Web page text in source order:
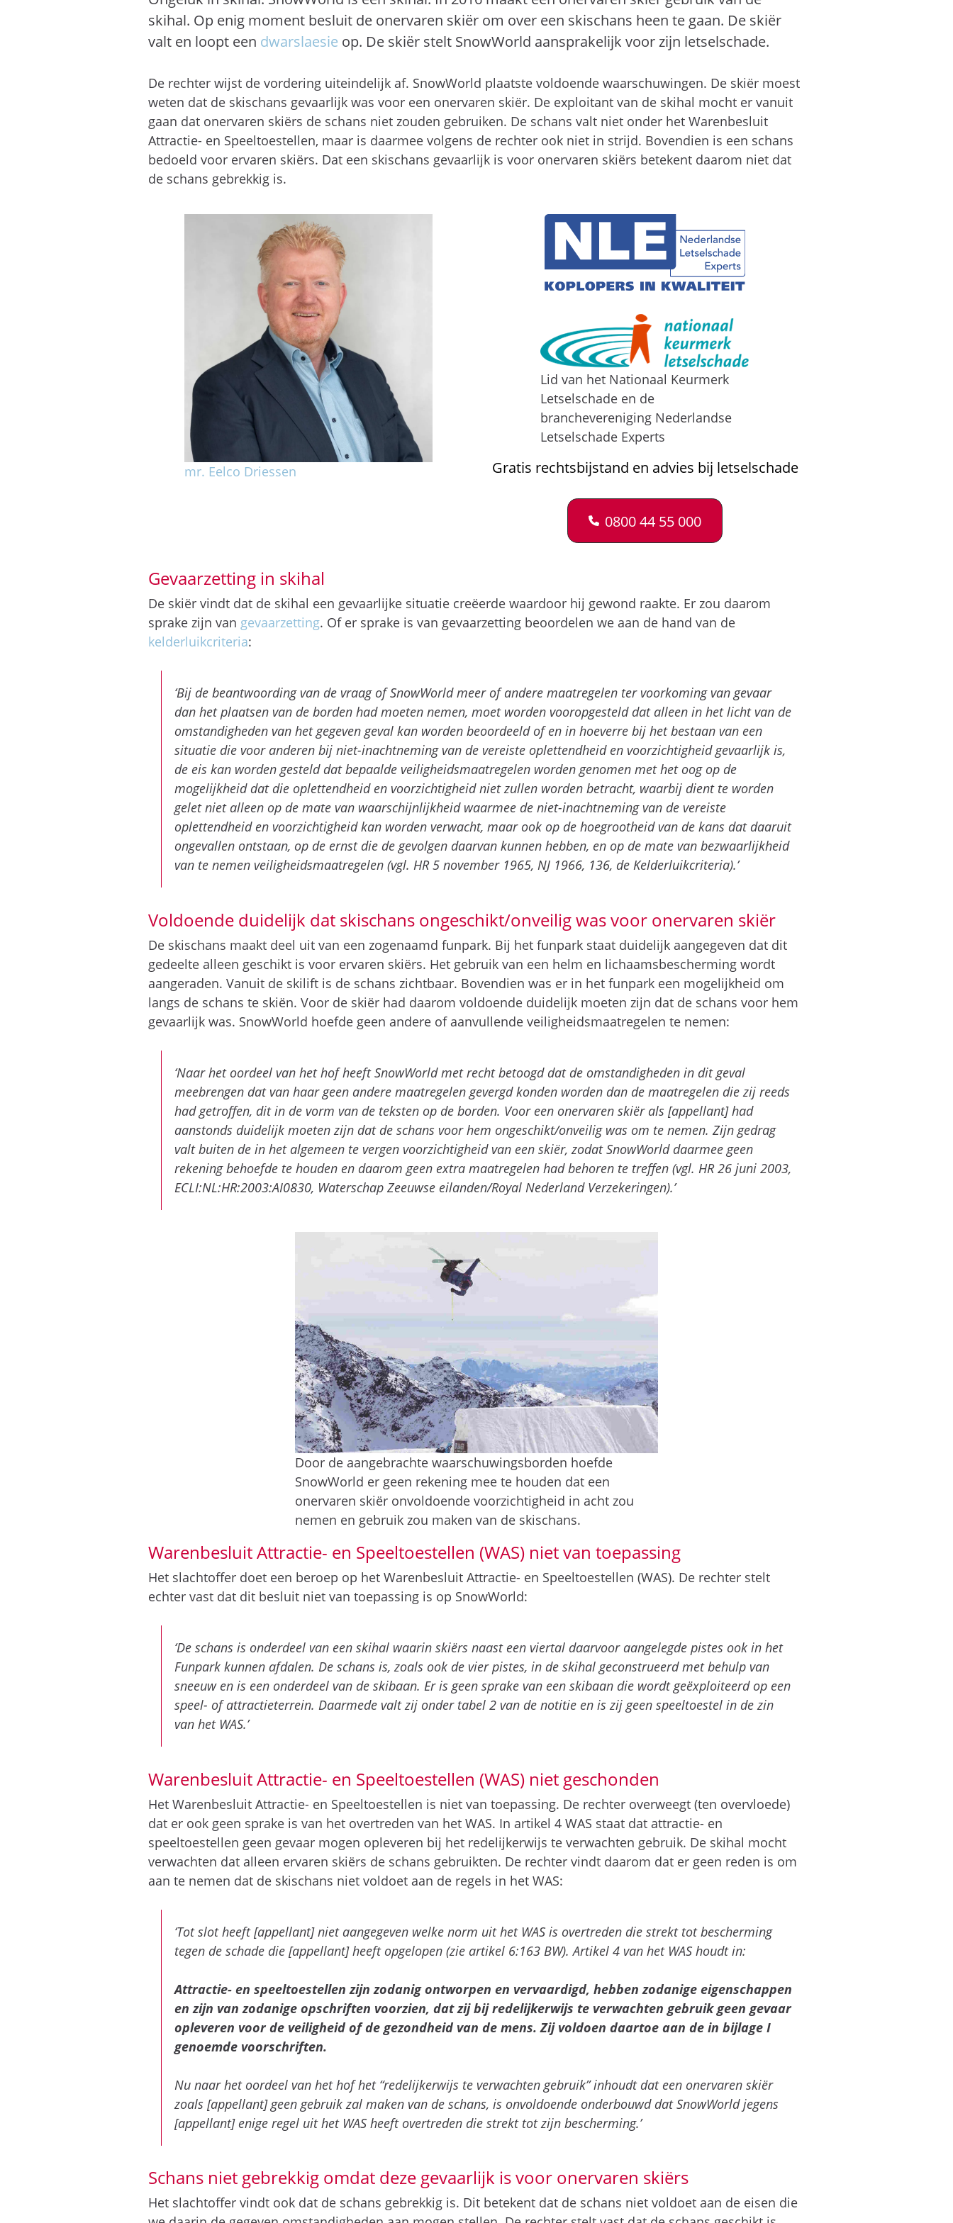
skihal. Op enig moment besluit de onervaren skiër om over een skischans heen te gaan. De skiër
valt en loopt een dwarslaesie op. De skiër stelt SnowWorld aansprakelijk voor zijn letselschade.
De rechter wijst de vordering uiteindelijk af. SnowWorld plaatste voldoende waarschuwingen. De skiër moest
weten dat de skischans gevaarlijk was voor een onervaren skiër. De exploitant van de skihal mocht er vanuit
gaan dat onervaren skiërs de schans niet zouden gebruiken. De schans valt niet onder het Warenbesluit
Attractie- en Speeltoestellen, maar is daarmee volgens de rechter ook niet in strijd. Bovendien is een schans
bedoeld voor ervaren skiërs. Dat een skischans gevaarlijk is voor onervaren skiërs betekent daarom niet dat
de schans gebrekkig is.
mr. Eelco Driessen
Lid van het Nationaal Keurmerk
Letselschade en de
branchevereniging Nederlandse
Letselschade Experts
Gratis rechtsbijstand en advies bij letselschade
0800 44 55 000
Gevaarzetting in skihal
De skiër vindt dat de skihal een gevaarlijke situatie creëerde waardoor hij gewond raakte. Er zou daarom
sprake zijn van gevaarzetting. Of er sprake is van gevaarzetting beoordelen we aan de hand van de
kelderluikcriteria:
‘Bij de beantwoording van de vraag of SnowWorld meer of andere maatregelen ter voorkoming van gevaar
dan het plaatsen van de borden had moeten nemen, moet worden vooropgesteld dat alleen in het licht van de
omstandigheden van het gegeven geval kan worden beoordeeld of en in hoeverre bij het bestaan van een
situatie die voor anderen bij niet-inachtneming van de vereiste oplettendheid en voorzichtigheid gevaarlijk is,
de eis kan worden gesteld dat bepaalde veiligheidsmaatregelen worden genomen met het oog op de
mogelijkheid dat die oplettendheid en voorzichtigheid niet zullen worden betracht, waarbij dient te worden
gelet niet alleen op de mate van waarschijnlijkheid waarmee de niet-inachtneming van de vereiste
oplettendheid en voorzichtigheid kan worden verwacht, maar ook op de hoegrootheid van de kans dat daaruit
ongevallen ontstaan, op de ernst die de gevolgen daarvan kunnen hebben, en op de mate van bezwaarlijkheid
van te nemen veiligheidsmaatregelen (vgl. HR 5 november 1965, NJ 1966, 136, de Kelderluikcriteria).’
Voldoende duidelijk dat skischans ongeschikt/onveilig was voor onervaren skiër
De skischans maakt deel uit van een zogenaamd funpark. Bij het funpark staat duidelijk aangegeven dat dit
gedeelte alleen geschikt is voor ervaren skiërs. Het gebruik van een helm en lichaamsbescherming wordt
aangeraden. Vanuit de skilift is de schans zichtbaar. Bovendien was er in het funpark een mogelijkheid om
langs de schans te skiën. Voor de skiër had daarom voldoende duidelijk moeten zijn dat de schans voor hem
gevaarlijk was. SnowWorld hoefde geen andere of aanvullende veiligheidsmaatregelen te nemen:
‘Naar het oordeel van het hof heeft SnowWorld met recht betoogd dat de omstandigheden in dit geval
meebrengen dat van haar geen andere maatregelen gevergd konden worden dan de maatregelen die zij reeds
had getroffen, dit in de vorm van de teksten op de borden. Voor een onervaren skiër als [appellant] had
aanstonds duidelijk moeten zijn dat de schans voor hem ongeschikt/onveilig was om te nemen. Zijn gedrag
valt buiten de in het algemeen te vergen voorzichtigheid van een skiër, zodat SnowWorld daarmee geen
rekening behoefde te houden en daarom geen extra maatregelen had behoren te treffen (vgl. HR 26 juni 2003,
ECLI:NL:HR:2003:AI0830, Waterschap Zeeuwse eilanden/Royal Nederland Verzekeringen).’
Door de aangebrachte waarschuwingsborden hoefde
SnowWorld er geen rekening mee te houden dat een
onervaren skiër onvoldoende voorzichtigheid in acht zou
nemen en gebruik zou maken van de skischans.
Warenbesluit Attractie- en Speeltoestellen (WAS) niet van toepassing
Het slachtoffer doet een beroep op het Warenbesluit Attractie- en Speeltoestellen (WAS). De rechter stelt
echter vast dat dit besluit niet van toepassing is op SnowWorld:
‘De schans is onderdeel van een skihal waarin skiërs naast een viertal daarvoor aangelegde pistes ook in het
Funpark kunnen afdalen. De schans is, zoals ook de vier pistes, in de skihal geconstrueerd met behulp van
sneeuw en is een onderdeel van de skibaan. Er is geen sprake van een skibaan die wordt geëxploiteerd op een
speel- of attractieterrein. Daarmede valt zij onder tabel 2 van de notitie en is zij geen speeltoestel in de zin
van het WAS.’
Warenbesluit Attractie- en Speeltoestellen (WAS) niet geschonden
Het Warenbesluit Attractie- en Speeltoestellen is niet van toepassing. De rechter overweegt (ten overvloede)
dat er ook geen sprake is van het overtreden van het WAS. In artikel 4 WAS staat dat attractie- en
speeltoestellen geen gevaar mogen opleveren bij het redelijkerwijs te verwachten gebruik. De skihal mocht
verwachten dat alleen ervaren skiërs de schans gebruikten. De rechter vindt daarom dat er geen reden is om
aan te nemen dat de skischans niet voldoet aan de regels in het WAS:
‘Tot slot heeft [appellant] niet aangegeven welke norm uit het WAS is overtreden die strekt tot bescherming
tegen de schade die [appellant] heeft opgelopen (zie artikel 6:163 BW). Artikel 4 van het WAS houdt in:
Attractie- en speeltoestellen zijn zodanig ontworpen en vervaardigd, hebben zodanige eigenschappen
en zijn van zodanige opschriften voorzien, dat zij bij redelijkerwijs te verwachten gebruik geen gevaar
opleveren voor de veiligheid of de gezondheid van de mens. Zij voldoen daartoe aan de in bijlage I
genoemde voorschriften.
Nu naar het oordeel van het hof het “redelijkerwijs te verwachten gebruik” inhoudt dat een onervaren skiër
zoals [appellant] geen gebruik zal maken van de schans, is onvoldoende onderbouwd dat SnowWorld jegens
[appellant] enige regel uit het WAS heeft overtreden die strekt tot zijn bescherming.’
Schans niet gebrekkig omdat deze gevaarlijk is voor onervaren skiërs
Het slachtoffer vindt ook dat de schans gebrekkig is. Dit betekent dat de schans niet voldoet aan de eisen die